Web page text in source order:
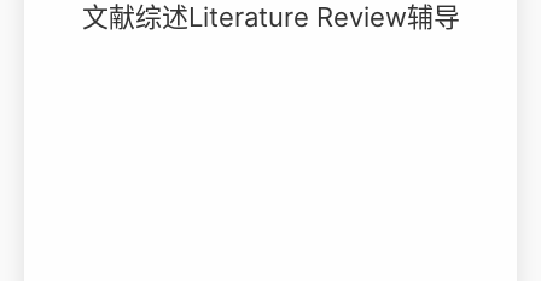
文献综述Literature Review辅导